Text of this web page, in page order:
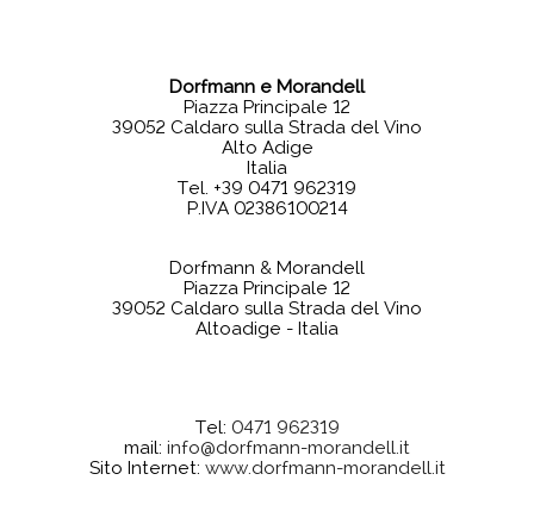
Dorfmann e Morandell
Piazza Principale 12
39052 Caldaro sulla Strada del Vino
Alto Adige
Italia
Tel. +39 0471 962319
P.IVA 02386100214
Dorfmann & Morandell
Piazza Principale 12
39052 Caldaro sulla Strada del Vino
Altoadige - Italia
Tel: 0471 962319
mail: info@dorfmann-morandell.it
Sito Internet: www.dorfmann-morandell.it